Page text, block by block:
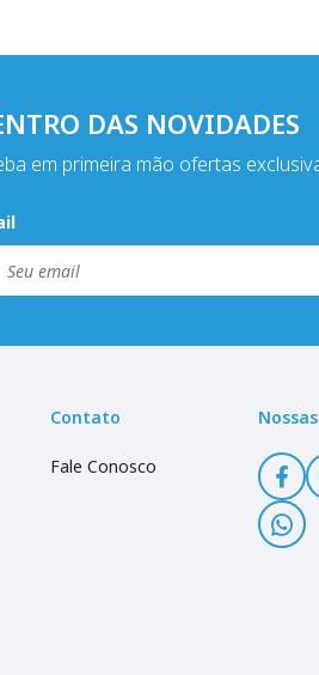
DAS NOVIDADES
em primeira mão ofertas
Contato
Fale Conosco